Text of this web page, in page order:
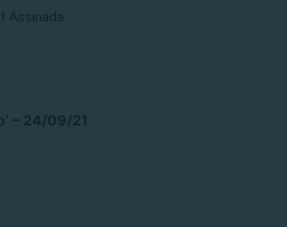
Assinada
– 24/09/21